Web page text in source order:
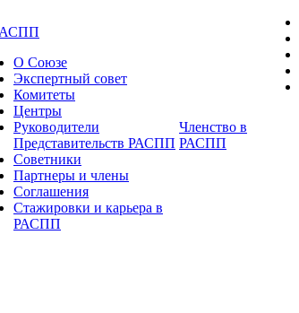
О Союзе
Экспертный совет
Комитеты
Центры
Руководители
Представительств РАСПП
Советники
Партнеры и члены
Соглашения
Стажировки и карьера в
РАСПП
Членство в
РАСПП